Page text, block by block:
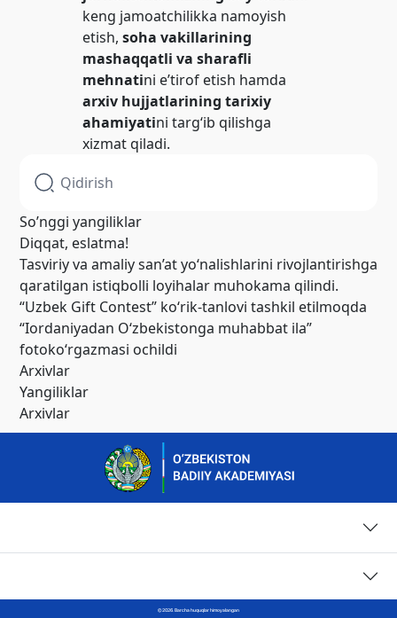
keng jamoatchilikka namoyish
etish,soha vakillarining
mashaqqatli va sharafli
mehnatini e’tirof etish hamda
arxiv hujjatlarining tarixiy
ahamiyatini targ‘ib qilishga
xizmat qiladi.
So’nggi yangiliklar
Diqqat, eslatma!
Tasviriy va amaliy san’at yo‘nalishlarini rivojlantirishga
qaratilgan istiqbolli loyihalar muhokama qilindi.
“Uzbek Gift Contest” ko‘rik-tanlovi tashkil etilmoqda
“Iordaniyadan O‘zbekistonga muhabbat ila”
fotoko‘rgazmasi ochildi
Arxivlar
Yangiliklar
Arxivlar
© 2026. Barcha huquqlar himoyalangan